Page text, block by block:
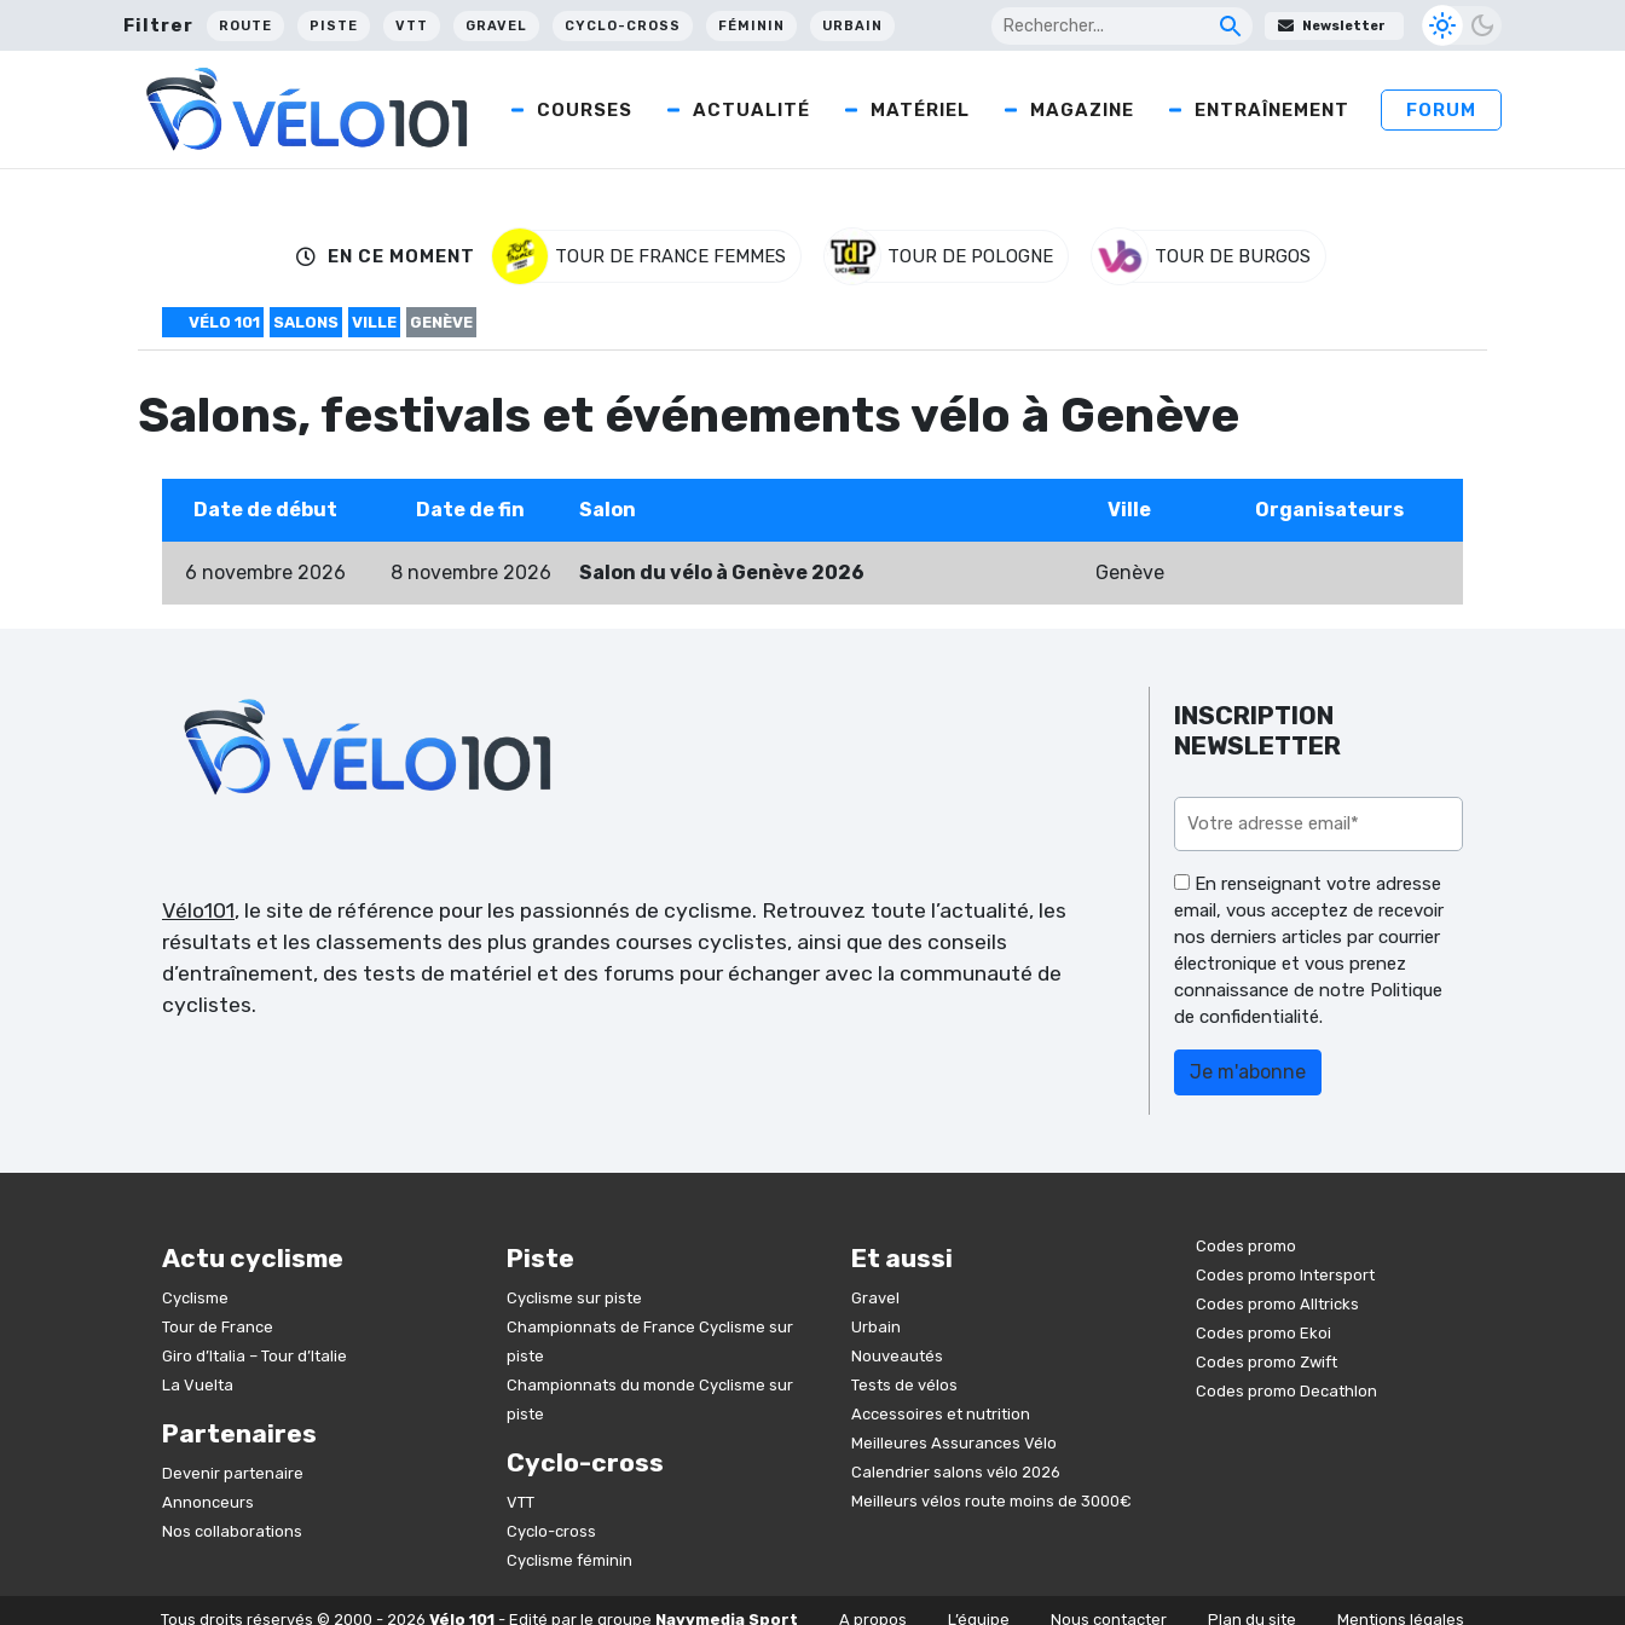
Filtrer ROUTE PISTE VTT GRAVEL CYCLO-CROSS FÉMININ URBAIN Newsletter
COURSES ACTUALITÉ MATÉRIEL MAGAZINE ENTRAÎNEMENT FORUM
EN CE MOMENT TOUR DE FRANCE FEMMES TOUR DE POLOGNE TOUR DE BURGOS
VÉLO 101 SALONS VILLE GENÈVE
Salons, festivals et événements vélo à Genève
Date de début Date de fin Salon Ville Organisateurs
6 novembre 2026 8 novembre 2026 Salon du vélo à Genève 2026 Genève
Vélo101, le site de référence pour les passionnés de cyclisme. Retrouvez toute l’actualité, les
résultats et les classements des plus grandes courses cyclistes, ainsi que des conseils
d’entraînement, des tests de matériel et des forums pour échanger avec la communauté de
cyclistes.
INSCRIPTION
NEWSLETTER
En renseignant votre adresse
email, vous acceptez de recevoir
nos derniers articles par courrier
électronique et vous prenez
connaissance de notre Politique
de confidentialité.
Actu cyclisme
Cyclisme
Tour de France
Giro d’Italia – Tour d’Italie
La Vuelta
Partenaires
Devenir partenaire
Annonceurs
Nos collaborations
Piste
Cyclisme sur piste
Championnats de France Cyclisme sur
piste
Championnats du monde Cyclisme sur
piste
Cyclo-cross
VTT
Cyclo-cross
Cyclisme féminin
Et aussi
Gravel
Urbain
Nouveautés
Tests de vélos
Accessoires et nutrition
Meilleures Assurances Vélo
Calendrier salons vélo 2026
Meilleurs vélos route moins de 3000€
Codes promo
Codes promo Intersport
Codes promo Alltricks
Codes promo Ekoi
Codes promo Zwift
Codes promo Decathlon
Tous droits réservés © 2000 - 2026 Vélo 101 - Edité par le groupe Navymedia Sport A propos L’équipe Nous contacter Plan du site Mentions légales